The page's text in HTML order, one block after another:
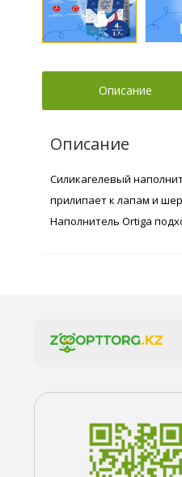
Описание
Описание
Силикагелевый
прилипает к лапам и
Наполнитель Ortiga